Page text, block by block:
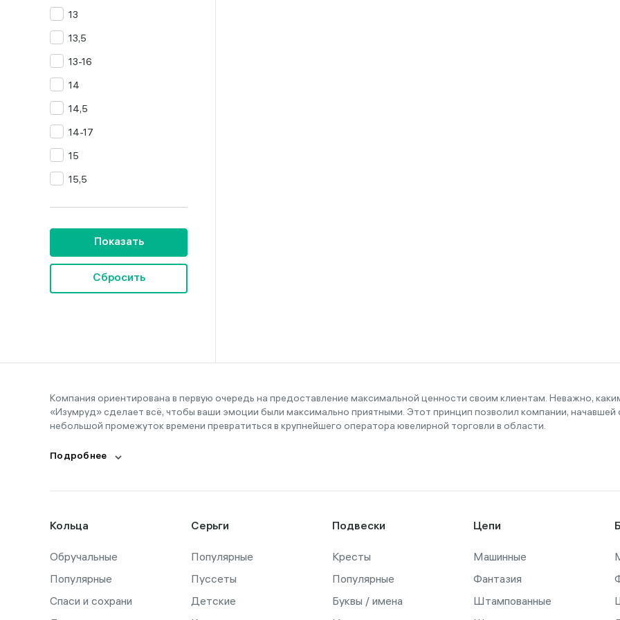
Цитрин
Янтарь
13
13,5
13-16
14
14,5
14-17
15
15,5
16,5
16,5-20
16,5-23,5
16-18
16-20
17,5
18
18,5
18-19
18-21,5
Показать
Сбросить
Компания ориентирована в первую очередь на предоставление максимальной ценности своим клиентам. Неважно,
«Изумруд» сделает всё, чтобы ваши эмоции были максимально приятными. Этот принцип позволил компании, начавшей
небольшой промежуток времени превратиться в крупнейшего оператора ювелирной торговли в области.
Подробнее
Кольца
Обручальные
Популярные
Спаси и сохрани
Серьги
Популярные
Пуссеты
Детские
Подвески
Кресты
Популярные
Буквы / имена
Цепи
Машинные
Фантазия
Штампованные